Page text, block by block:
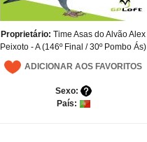
Proprietário:Time Asas do Alvão Alex
Peixoto - A (146º Final / 30º Pombo Ás)
ADICIONAR AOS FAVORITOS
Sexo:
País: